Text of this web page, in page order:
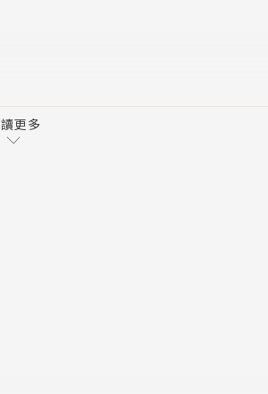
孩子在人際關係中展現合宜的行為，
子，你的腦袋是如何思考？妳是不
更多